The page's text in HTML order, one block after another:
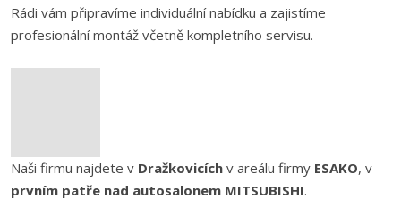
Rádi vám připravíme individuální nabídku a zajistíme
profesionální montáž včetně kompletního servisu.
Naši firmu najdete v Dražkovicích v areálu firmy ESAKO, v
prvním patře nad autosalonem MITSUBISHI.